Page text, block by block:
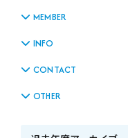
MEMBER
INFO
CONTACT
OTHER